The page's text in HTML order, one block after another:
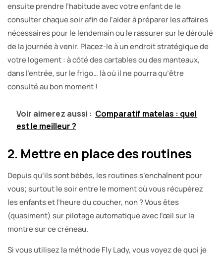
ensuite prendre l’habitude avec votre enfant de le
consulter chaque soir afin de l’aider à préparer les affaires
nécessaires pour le lendemain ou le rassurer sur le déroulé
de la journée à venir. Placez-le à un endroit stratégique de
votre logement : à côté des cartables ou des manteaux,
dans l’entrée, sur le frigo… là où il ne pourra qu’être
consulté au bon moment !
Voir aimerez aussi : Comparatif matelas : quel
est le meilleur ?
2. Mettre en place des routines
Depuis qu’ils sont bébés, les routines s’enchaînent pour
vous; surtout le soir entre le moment où vous récupérez
les enfants et l’heure du coucher, non ? Vous êtes
(quasiment) sur pilotage automatique avec l’œil sur la
montre sur ce créneau.
Si vous utilisez la méthode Fly Lady, vous voyez de quoi je